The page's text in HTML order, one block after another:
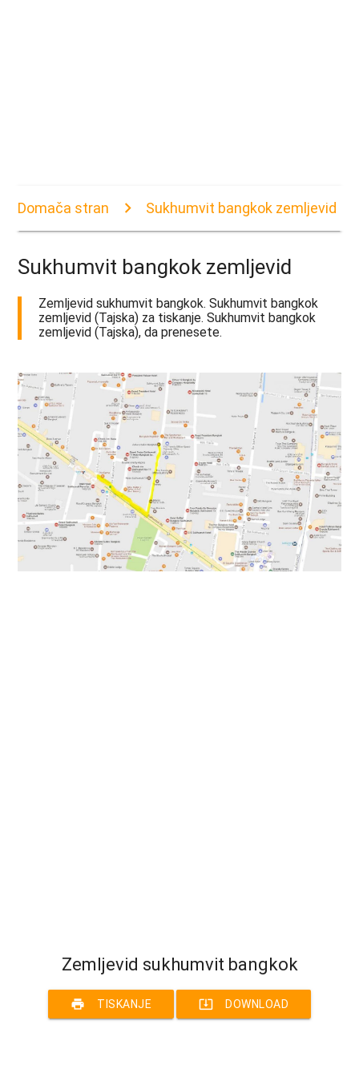
Domača stran Sukhumvit bangkok zemljevid
Sukhumvit bangkok zemljevid
Zemljevid sukhumvit bangkok. Sukhumvit bangkok
zemljevid (Tajska) za tiskanje. Sukhumvit bangkok
zemljevid (Tajska), da prenesete.
Zemljevid sukhumvit bangkok
print TISKANJE system_update_alt DOWNLOAD